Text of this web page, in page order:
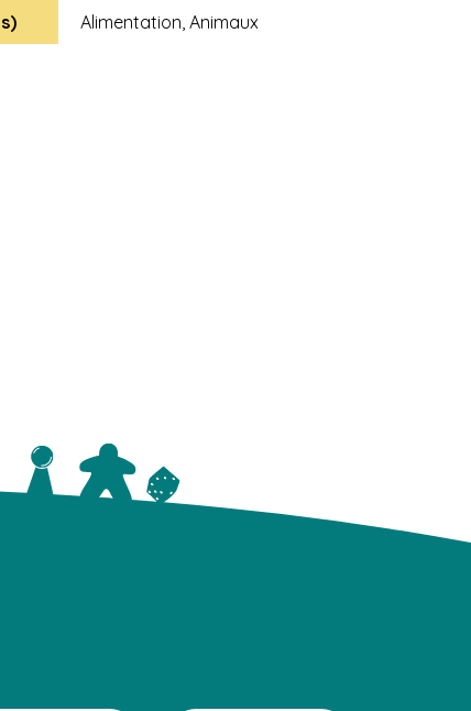
Alimentation,Animaux